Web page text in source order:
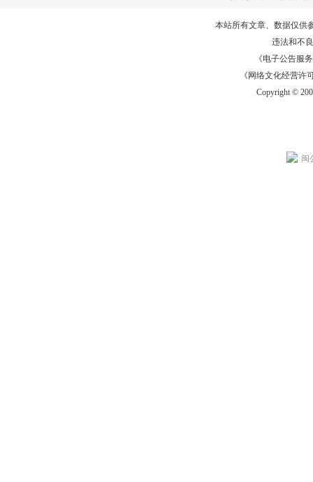
本站所有文章、数据仅供
违法和不
《电子公告服务
《网络文化经营许
Copyright ©
闽